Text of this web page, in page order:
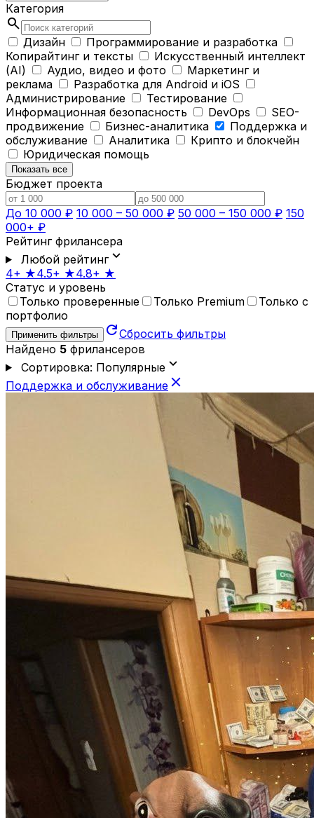
Категория
search
Дизайн
Программирование и разработка
Копирайтинг и тексты
Искусственный интеллект
(AI)
Аудио, видео и фото
Маркетинг и
реклама
Разработка для Android и iOS
Администрирование
Тестирование
Информационная безопасность
DevOps
SEO-
продвижение
Бизнес-аналитика
Поддержка и
обслуживание
Аналитика
Крипто и блокчейн
Юридическая помощь
Показать все
Бюджет проекта
До 10 000 ₽ 10 000 – 50 000 ₽ 50 000 – 150 000 ₽ 150
000+ ₽
Рейтинг фрилансера
Любой рейтингexpand_more
4+ ★4.5+ ★4.8+ ★
Статус и уровень
Только проверенные
Только Premium
Только с
портфолио
Применить фильтры refreshСбросить фильтры
Найдено 5 фрилансеров
Сортировка: Популярныеexpand_more
Поддержка и обслуживание close